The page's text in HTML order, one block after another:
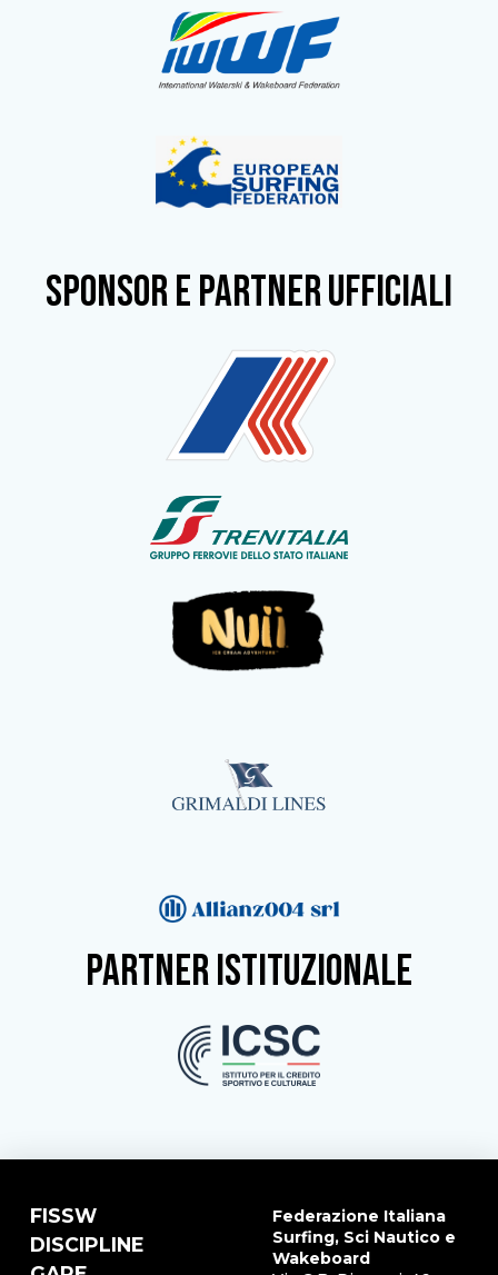
SPONSOR e partner ufficiali
partner istituzionale
FISSW
DISCIPLINE
Federazione Italiana
Surfing, Sci Nautico e
Wakeboard